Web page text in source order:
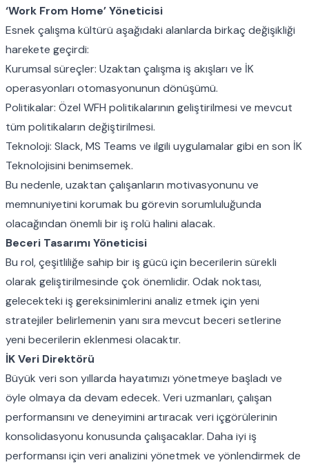
‘Work From Home’ Yöneticisi
Esnek çalışma kültürü aşağıdaki alanlarda birkaç değişikliği
harekete geçirdi:
Kurumsal süreçler: Uzaktan çalışma iş akışları ve İK
operasyonları otomasyonunun dönüşümü.
Politikalar: Özel WFH politikalarının geliştirilmesi ve mevcut
tüm politikaların değiştirilmesi.
Teknoloji: Slack, MS Teams ve ilgili uygulamalar gibi en son İK
Teknolojisini benimsemek.
Bu nedenle, uzaktan çalışanların motivasyonunu ve
memnuniyetini korumak bu görevin sorumluluğunda
olacağından önemli bir iş rolü halini alacak.
Beceri Tasarımı Yöneticisi
Bu rol, çeşitliliğe sahip bir iş gücü için becerilerin sürekli
olarak geliştirilmesinde çok önemlidir. Odak noktası,
gelecekteki iş gereksinimlerini analiz etmek için yeni
stratejiler belirlemenin yanı sıra mevcut beceri setlerine
yeni becerilerin eklenmesi olacaktır.
İK Veri Direktörü
Büyük veri son yıllarda hayatımızı yönetmeye başladı ve
öyle olmaya da devam edecek. Veri uzmanları, çalışan
performansını ve deneyimini artıracak veri içgörülerinin
konsolidasyonu konusunda çalışacaklar. Daha iyi iş
performansı için veri analizini yönetmek ve yönlendirmek de